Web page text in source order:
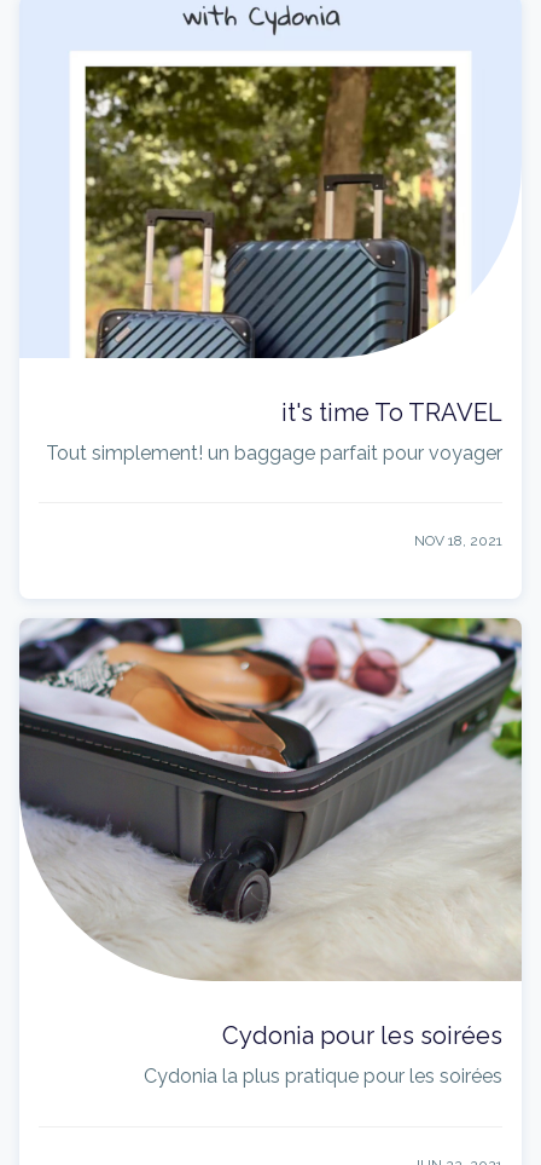
it's time To TRAVEL
Tout simplement! un baggage parfait pour voyager
NOV 18, 2021
Cydonia pour les soirées
Cydonia la plus pratique pour les soirées